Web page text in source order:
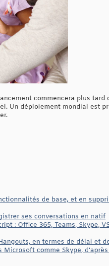
commencera plus tard
Un déploiement mondial est
de base, et en
ses conversations en natif
: Office 365, Teams, Skype,
en termes de délai et
comme Skype,